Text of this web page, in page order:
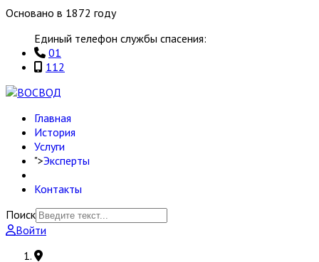
Основано в 1872 году
Единый телефон службы спасения:
01
112
Главная
История
Услуги
">Эксперты
Контакты
Поиск
Войти